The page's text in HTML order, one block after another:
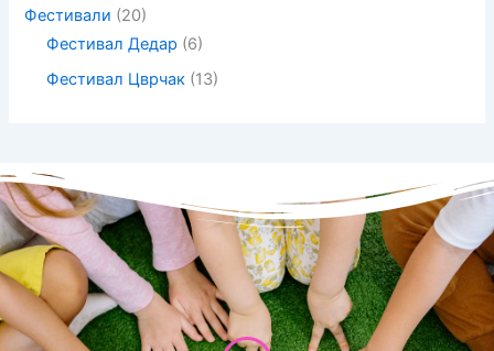
Фестивали (20)
Фестивал Дедар (6)
Фестивал Цврчак (13)